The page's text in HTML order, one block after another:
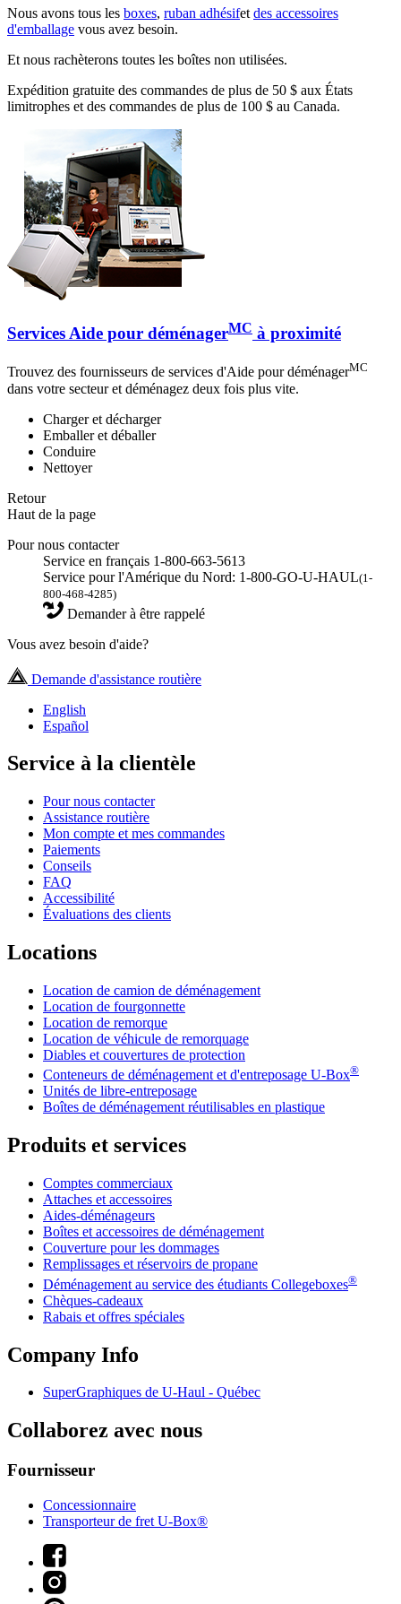
Nous avons tous les boxes, ruban adhésifet des accessoires
d'emballage vous avez besoin.
Et nous rachèterons toutes les boîtes non utilisées.
Expédition gratuite des commandes de plus de 50 $ aux États
limitrophes et des commandes de plus de 100 $ au Canada.
Services Aide pour déménagerMC à proximité
Trouvez des fournisseurs de services d'Aide pour déménagerMC
dans votre secteur et déménagez deux fois plus vite.
Charger et décharger
Emballer et déballer
Conduire
Nettoyer
Retour
Haut de la page
Pour nous contacter
Service en français 1-800-663-5613
Service pour l'Amérique du Nord: 1-800-GO-U-HAUL(1-
800-468-4285)
Demander à être rappelé
Vous avez besoin d'aide?
Demande d'assistance routière
English
Español
Service à la clientèle
Pour nous contacter
Assistance routière
Mon compte et mes commandes
Paiements
Conseils
FAQ
Accessibilité
Évaluations des clients
Locations
Location de camion de déménagement
Location de fourgonnette
Location de remorque
Location de véhicule de remorquage
Diables et couvertures de protection
Conteneurs de déménagement et d'entreposage U-Box®
Unités de libre-entreposage
Boîtes de déménagement réutilisables en plastique
Produits et services
Comptes commerciaux
Attaches et accessoires
Aides-déménageurs
Boîtes et accessoires de déménagement
Couverture pour les dommages
Remplissages et réservoirs de propane
Déménagement au service des étudiants Collegeboxes®
Chèques-cadeaux
Rabais et offres spéciales
Company Info
SuperGraphiques de U-Haul - Québec
Collaborez avec nous
Fournisseur
Concessionnaire
Transporteur de fret U-Box®